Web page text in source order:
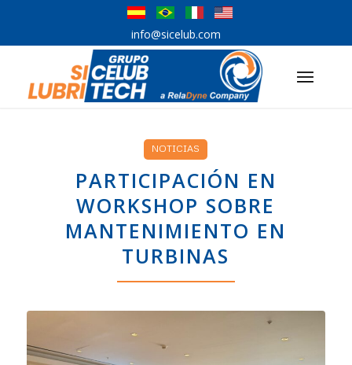
info@sicelub.com
NOTICIAS
PARTICIPACIÓN EN
WORKSHOP SOBRE
MANTENIMIENTO EN
TURBINAS